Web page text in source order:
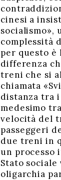
cinesi a
socialismo»,
complessità
per questo
differenza
treni che si
chiamata
distanza tra
medesimo
velocità del
passeggeri
due treni in
un processo
Stato
oligarchia